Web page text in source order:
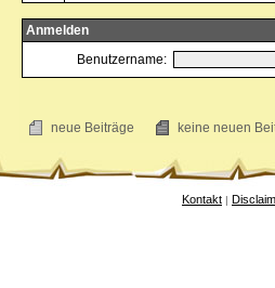
Anmelden
Benutzername:
neue Beiträge keine neuen
Kontakt |